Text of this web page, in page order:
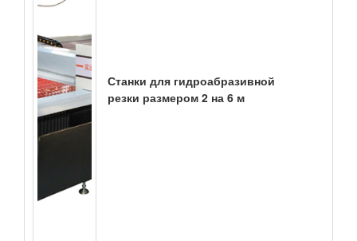
Станки для гидроабразивной
резки размером 2 на 6 м